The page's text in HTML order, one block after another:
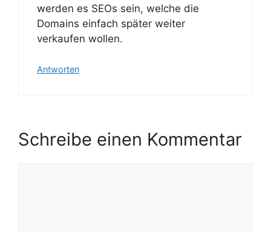
werden es SEOs sein, welche die
Domains einfach später weiter
verkaufen wollen.
Antworten
Schreibe einen Kommentar